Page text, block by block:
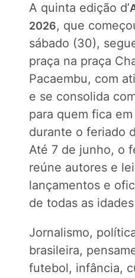
A quinta edição d’
2026, que
sábado (30),
praça na praça
Pacaembu, com
e se consolida
para quem fica
durante o feriado
Até 7 de junho, o
reúne autores e
lançamentos e
de todas as
Jornalismo,
brasileira,
futebol, infância,